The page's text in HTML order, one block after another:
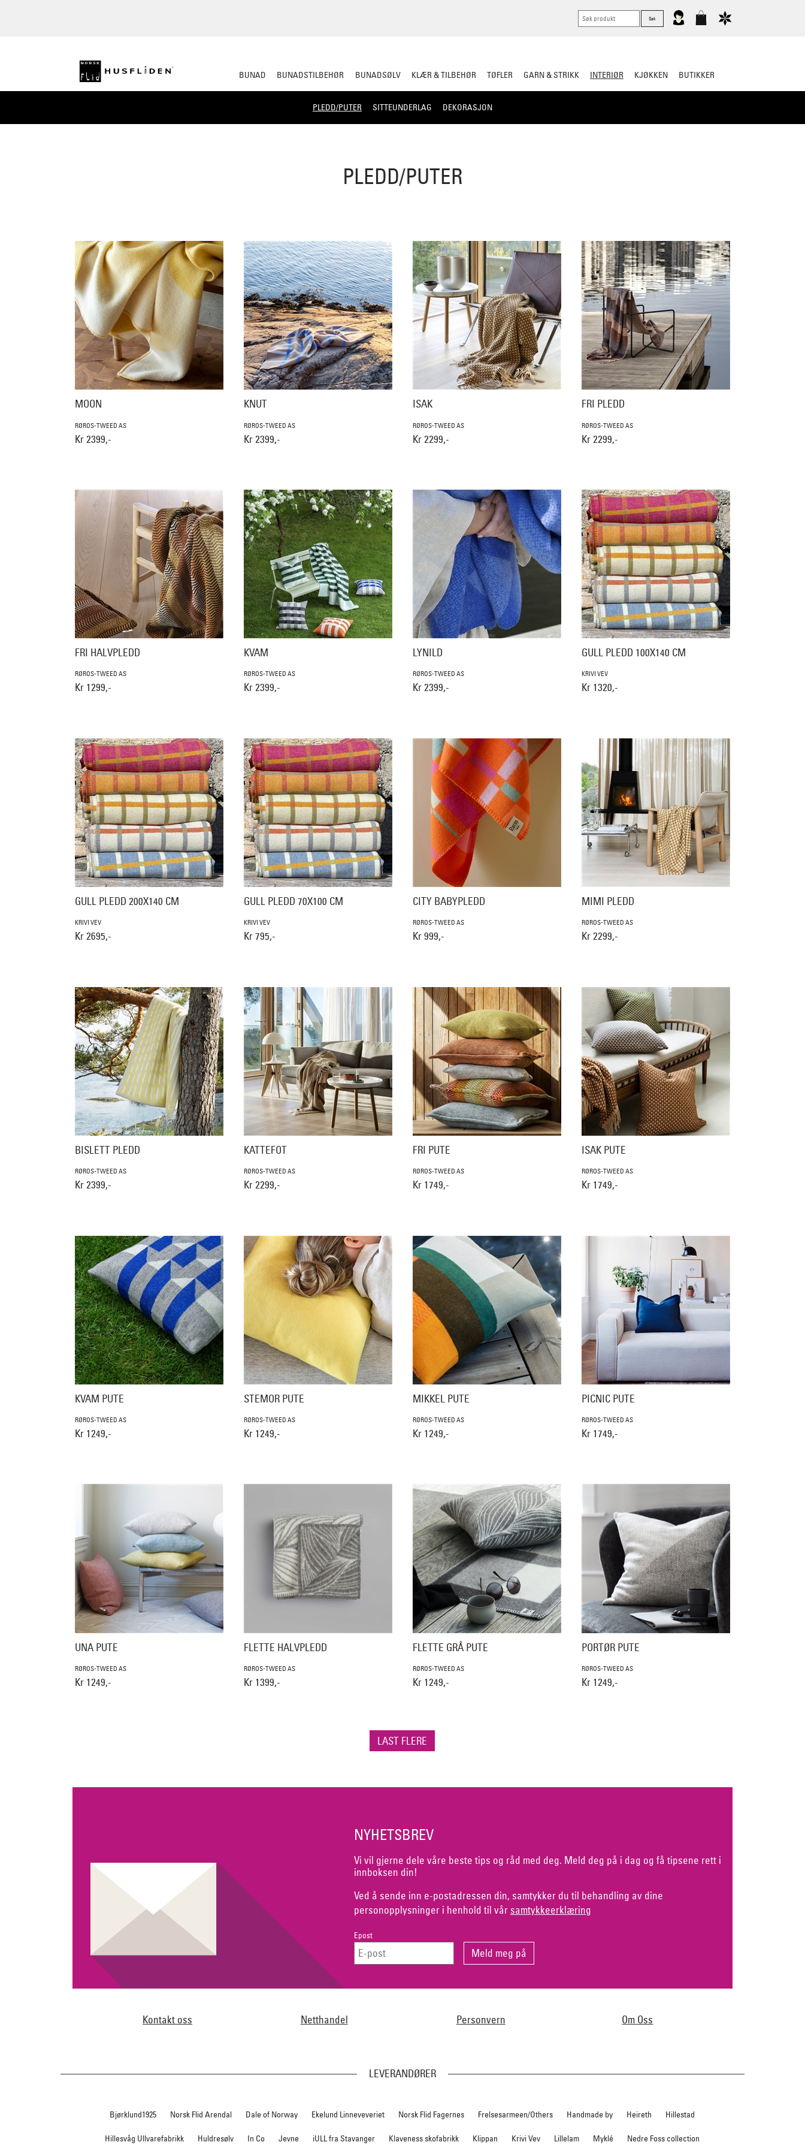
BUNAD BUNADSTILBEHØR BUNADSØLV KLÆR & TILBEHØR TØFLER GARN & STRIKK INTERIØR
PLEDD/PUTER SITTEUNDERLAG DEKORASJON
KJØKKEN BUTIKKER
PLEDD/PUTER
MOON
RØROS-TWEED AS
Kr 2399,-
KNUT
RØROS-TWEED AS
Kr 2399,-
ISAK
RØROS-TWEED AS
Kr 2299,-
FRI PLEDD
RØROS-TWEED AS
Kr 2299,-
FRI HALVPLEDD
RØROS-TWEED AS
Kr 1299,-
KVAM
RØROS-TWEED AS
Kr 2399,-
LYNILD
RØROS-TWEED AS
Kr 2399,-
GULL PLEDD 100X140 CM
KRIVI VEV
Kr 1320,-
GULL PLEDD 200X140 CM
KRIVI VEV
Kr 2695,-
GULL PLEDD 70X100 CM
KRIVI VEV
Kr 795,-
CITY BABYPLEDD
RØROS-TWEED AS
Kr 999,-
MIMI PLEDD
RØROS-TWEED AS
Kr 2299,-
BISLETT PLEDD
RØROS-TWEED AS
Kr 2399,-
KATTEFOT
RØROS-TWEED AS
Kr 2299,-
FRI PUTE
RØROS-TWEED AS
Kr 1749,-
ISAK PUTE
RØROS-TWEED AS
Kr 1749,-
KVAM PUTE
RØROS-TWEED AS
Kr 1249,-
STEMOR PUTE
RØROS-TWEED AS
Kr 1249,-
MIKKEL PUTE
RØROS-TWEED AS
Kr 1249,-
PICNIC PUTE
RØROS-TWEED AS
Kr 1749,-
UNA PUTE
RØROS-TWEED AS
Kr 1249,-
FLETTE HALVPLEDD
RØROS-TWEED AS
Kr 1399,-
FLETTE GRÅ PUTE
RØROS-TWEED AS
Kr 1249,-
PORTØR PUTE
RØROS-TWEED AS
Kr 1249,-
LAST FLERE
NYHETSBREV
Vi vil gjerne dele våre beste tips og råd med deg. Meld deg på i dag og få tipsene rett i
innboksen din!
Ved å sende inn e-postadressen din, samtykker du til behandling av dine
personopplysninger i henhold til vår samtykkeerklæring
Epost
Kontakt oss Netthandel Personvern Om Oss
LEVERANDØRER
Bjørklund1925 Norsk Flid Arendal Dale of Norway Ekelund Linneveveriet Norsk Flid Fagernes Frelsesarmeen/Others Handmade by Heireth Hillestad
Hillesvåg Ullvarefabrikk Huldresølv In Co Jevne iULL fra Stavanger Klaveness skofabrikk Klippan Krivi Vev Lillelam Myklé Nedre Foss collection